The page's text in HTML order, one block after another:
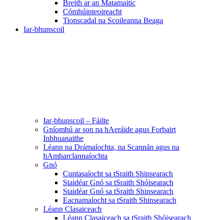
Breith ar an Matamaitic
Cómhúinteoireacht
Tionscadal na Scoileanna Beaga
Iar-bhunscoil
Iar-bhunscoil – Fáilte
Gníomhú ar son na hAeráide agus Forbairt
Inbhuanaithe
Léann na Drámaíochta, na Scannán agus na
hAmharclannaíochta
Gnó
Cuntasaíocht sa tSraith Shinsearach
Staidéar Gnó sa tSraith Shóisearach
Staidéar Gnó sa tSraith Shinsearach
Eacnamaíocht sa tSraith Shinsearach
Léann Clasaiceach
Léann Clasaiceach sa tSraith Shóisearach